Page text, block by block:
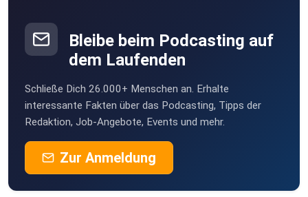
Bleibe beim Podcasting auf
dem Laufenden
Schließe Dich 26.000+ Menschen an. Erhalte
interessante Fakten über das Podcasting, Tipps der
Redaktion, Job-Angebote, Events und mehr.
Zur Anmeldung